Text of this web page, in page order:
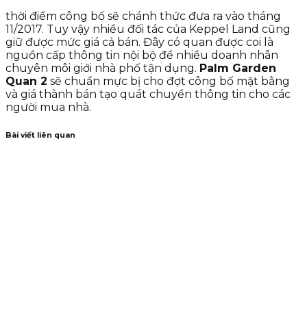
thời điểm công bố sẽ chánh thức đưa ra vào tháng
11/2017. Tuy vậy nhiều đối tác của Keppel Land cũng
giữ được mức giá cả bán. Đây có quan được coi là
nguồn cấp thông tin nội bộ để nhiều doanh nhân
chuyên môi giới nhà phố tận dụng. Palm Garden
Quan 2 sẽ chuẩn mực bị cho đợt công bố mặt bằng
và giá thành bán tạo quát chuyển thông tin cho các
người mua nhà.
Bài viết liên quan